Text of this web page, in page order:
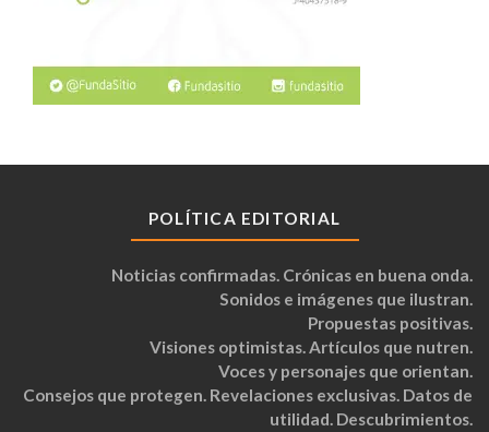
POLÍTICA EDITORIAL
Noticias confirmadas. Crónicas en buena onda.
Sonidos e imágenes que ilustran.
Propuestas positivas.
Visiones optimistas. Artículos que nutren.
Voces y personajes que orientan.
Consejos que protegen. Revelaciones exclusivas. Datos de
utilidad. Descubrimientos.